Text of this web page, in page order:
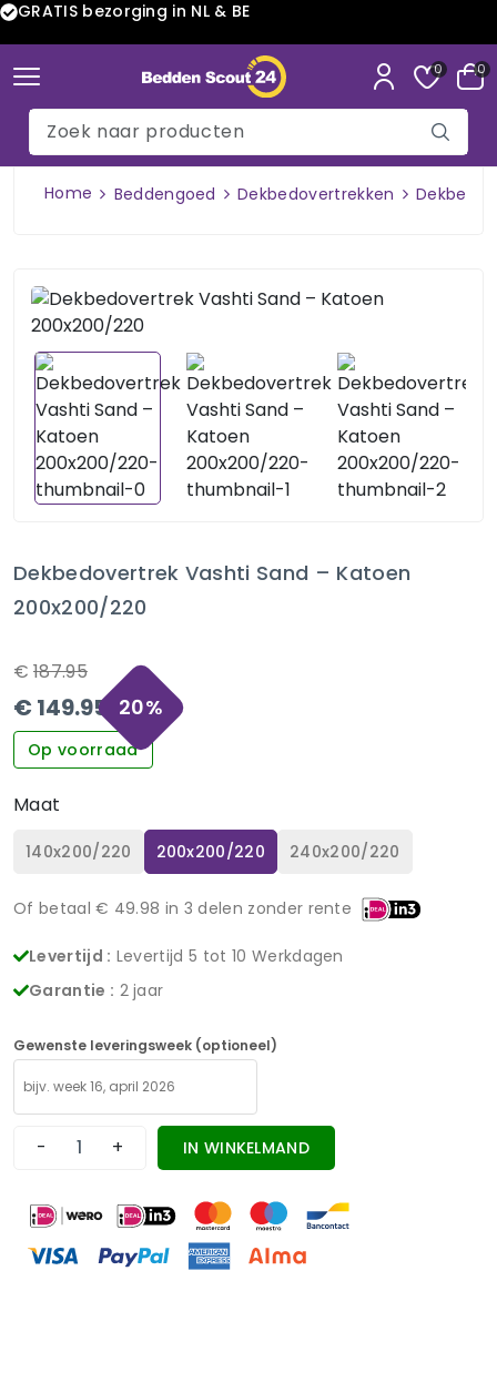
GRATIS bezorging in NL & BE
0 0
Home Beddengoed Dekbedovertrekken
Dekbedovertrek Vashti Sand – Katoen
200x200/220
€ 187.95
€ 149.95 20%
Op voorraad
Maat
140x200/220 200x200/220 240x200/220
Of betaal € 49.98 in 3 delen zonder rente
Levertijd : Levertijd 5 tot 10 Werkdagen
Garantie : 2 jaar
Gewenste leveringsweek (optioneel)
- + IN WINKELMAND